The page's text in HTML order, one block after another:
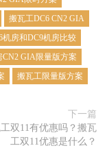
搬瓦工DC6 CN2 GIA
机房和DC9机房比较
CN2 GIA限量版方案
搬瓦工限量版方案
下一篇
双11有优惠吗？搬瓦
工双11优惠是什么？